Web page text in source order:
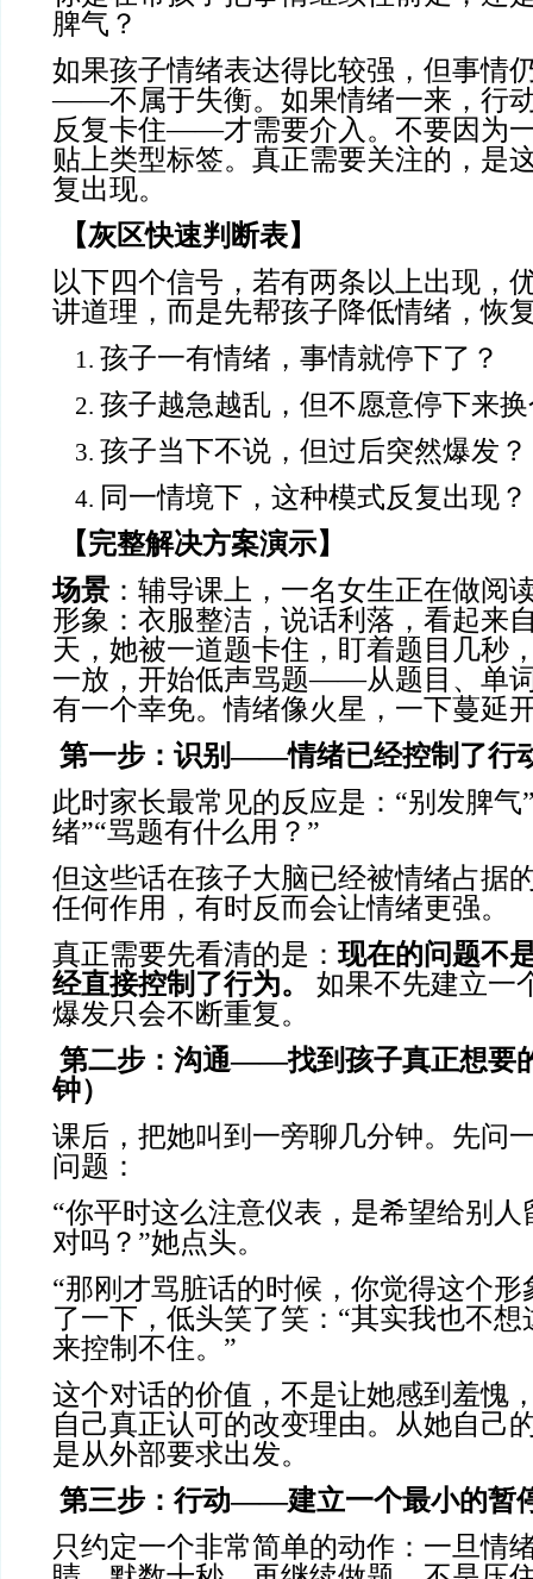
脾气？
如果孩子情绪表达得比较强，但事情
——不属于失衡。如果情绪一来，行
反复卡住——才需要介入。不要因为
贴上类型标签。真正需要关注的，是
复出现。
【灰区快速判断表】
以下四个信号，若有两条以上出现，
讲道理，而是先帮孩子降低情绪，恢
孩子一有情绪，事情就停下了？
孩子越急越乱，但不愿意停下来
孩子当下不说，但过后突然爆发？
同一情境下，这种模式反复出现？
【完整解决方案演示】
场景 ：辅导课上，一名女生正在做阅
形象：衣服整洁，说话利落，看起来
天，她被一道题卡住，盯着题目几秒
一放，开始低声骂题——从题目、单
有一个幸免。情绪像火星，一下蔓延
第一步：识别——情绪已经控制了行
此时家长最常见的反应是：“别发脾气
绪”“骂题有什么用？”
但这些话在孩子大脑已经被情绪占据
任何作用，有时反而会让情绪更强。
真正需要先看清的是：现在的问题不
经直接控制了行为。
如果不先建立一
爆发只会不断重复。
第二步：沟通——找到孩子真正想要
钟）
课后，把她叫到一旁聊几分钟。先问
问题：
“你平时这么注意仪表，是希望给别
对吗？”她点头。
“那刚才骂脏话的时候，你觉得这个形
了一下，低头笑了笑：“其实我也不
来控制不住。”
这个对话的价值，不是让她感到羞愧
自己真正认可的改变理由。从她自己
是从外部要求出发。
第三步：行动——建立一个最小的暂
只约定一个非常简单的动作：一旦情